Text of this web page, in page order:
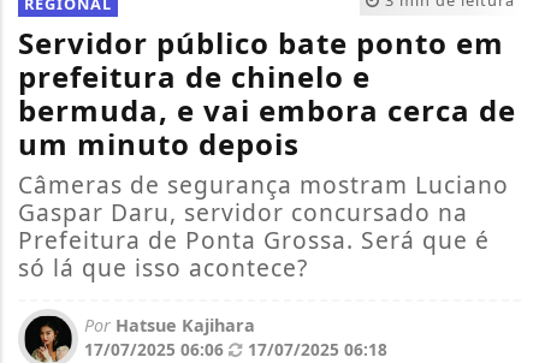
Servidor público bate ponto em
prefeitura de chinelo e
bermuda, e vai embora cerca de
um minuto depois
Câmeras de segurança mostram Luciano
Gaspar Daru, servidor concursado na
Prefeitura de Ponta Grossa. Será que é
só lá que isso acontece?
Por Hatsue Kajihara
17/07/2025 06:06
17/07/2025 06:18